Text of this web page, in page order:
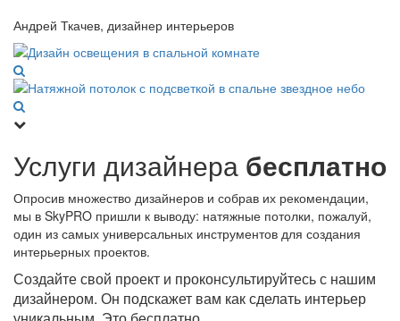
Андрей Ткачев, дизайнер интерьеров
Услуги дизайнера бесплатно
Опросив множество дизайнеров и собрав их рекомендации,
мы в SkyPRO пришли к выводу: натяжные потолки, пожалуй,
один из самых универсальных инструментов для создания
интерьерных проектов.
Создайте свой проект и проконсультируйтесь с нашим
дизайнером. Он подскажет вам как сделать интерьер